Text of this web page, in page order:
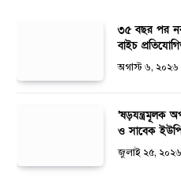
৩৫ বছর পর
বাইচ
অগাস্ট ৬, ২০২৬
‘ষড়যন্ত্রমূলক
ও সাবেক
জুলাই ২৫, ২০২৬